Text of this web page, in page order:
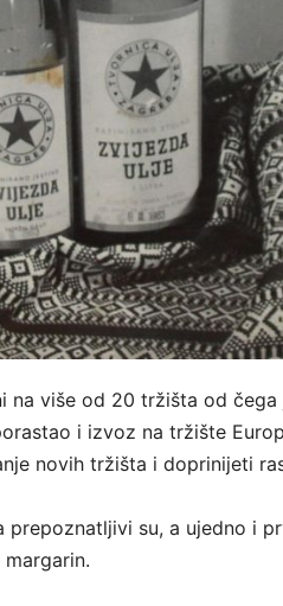
na više od 20 tržišta od čega
i izvoz na tržište
novih tržišta i doprinijeti
su, a ujedno i